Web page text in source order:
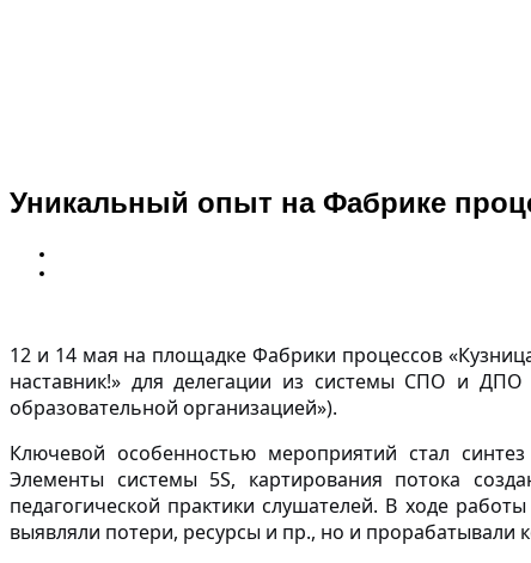
Уникальный опыт на Фабрике
12 и 14 мая на площадке Фабрики процессов
наставник!» для делегации из системы СПО и ДПО
образовательной организацией»).
Ключевой особенностью мероприятий стал
Элементы системы 5S, картирования потока
педагогической практики слушателей. В ходе
выявляли потери, ресурсы и пр., но и